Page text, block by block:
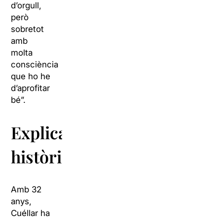
d’orgull,
però
sobretot
amb
molta
consciència
que ho he
d’aprofitar
bé”.
Explicar
històries
Amb 32
anys,
Cuéllar ha